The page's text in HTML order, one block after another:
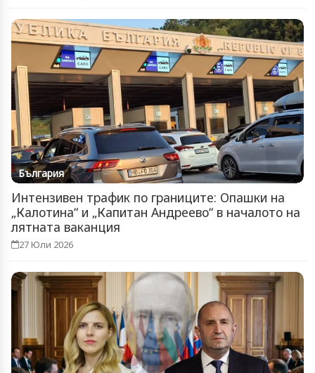
България
Интензивен трафик по границите: Опашки на
„Калотина“ и „Капитан Андреево“ в началото на
лятната ваканция
27 Юли 2026